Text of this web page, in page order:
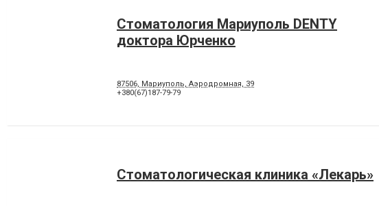
Стоматология Мариуполь DENTY
доктора Юрченко
87506, Мариуполь, Аэродромная, 39
+380(67)187-79-79
Стоматологическая клиника «Лекарь»